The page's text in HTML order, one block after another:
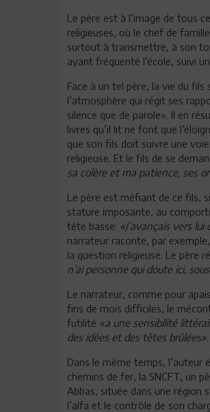
Le père est à l’image de tous
religieuses, où le chef de
surtout à transmettre, à son
ayant fréquenté l’école, suivi
Face à un tel père, la vie du
l’atmosphère qui régit ses
silence que de parole». Il en
livres qu’il lit ne font que
que son fils doit suivre une
religieuse. Et le fils de se
sa colère et ma patience, ses
Le père est méfiant de ce fils,
stature imposante, au
tête basse: «J’avançais vers
narrateur raconte, par
la question religieuse. Le père
n’ai personne qui doute ici,
Le narrateur, comme pour
fins de mois difficiles, le
futilité «a une sensibilité
des idées et des têtes brûlées».
Dans le même temps,
chemins de fer, la SNCFT, un
Abbas, située dans une région
l’alfa et le contrôle de son